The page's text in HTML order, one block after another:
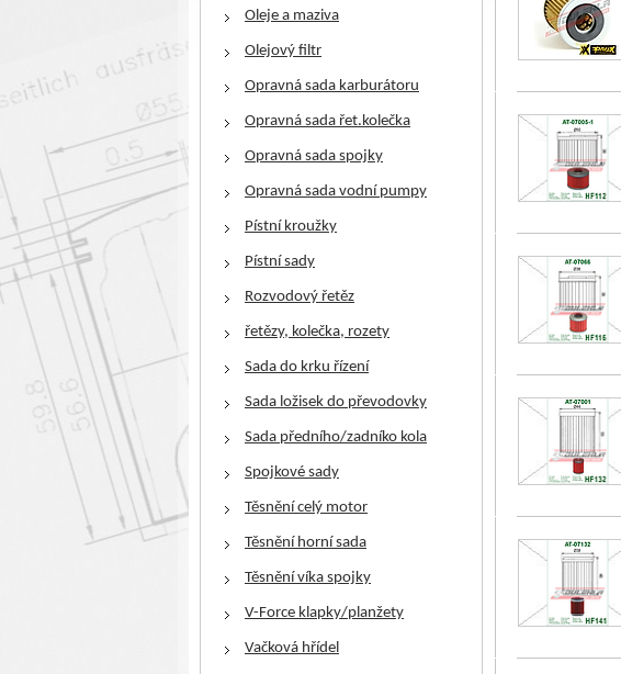
Oleje a maziva
Olejový filtr
Opravná sada karburátoru
Opravná sada řet.kolečka
Opravná sada spojky
Opravná sada vodní pumpy
Pístní kroužky
Pístní sady
Rozvodový řetěz
řetězy, kolečka, rozety
Sada do krku řízení
Sada ložisek do převodovky
Sada předního/zadníko kola
Spojkové sady
Těsnění celý motor
Těsnění horní sada
Těsnění víka spojky
V-Force klapky/planžety
Vačková hřídel